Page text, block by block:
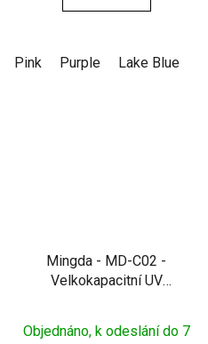
Pink Purple Lake Blue
Mingda - MD-C02 -
Velkokapacitní UV
Objednáno, k odeslání do 7